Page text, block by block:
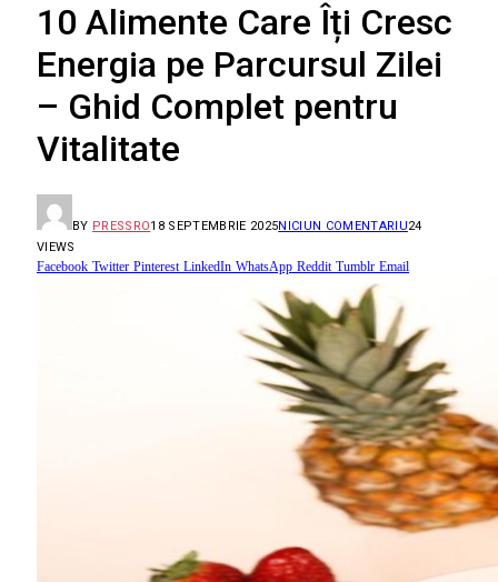
10 Alimente Care Îți Cresc
Energia pe Parcursul Zilei
– Ghid Complet pentru
Vitalitate
BY PRESSRO18 SEPTEMBRIE 2025NICIUN COMENTARIU24
VIEWS
Facebook Twitter Pinterest LinkedIn WhatsApp Reddit Tumblr Email